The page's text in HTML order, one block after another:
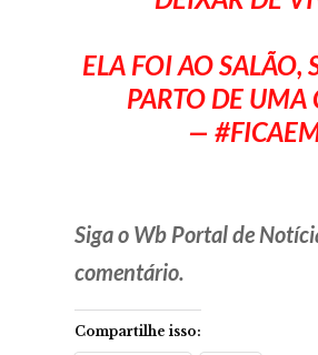
ELA FOI AO SALÃO,
PARTO DE UMA
—
Siga o Wb Portal de
comentário.
Compartilhe isso: